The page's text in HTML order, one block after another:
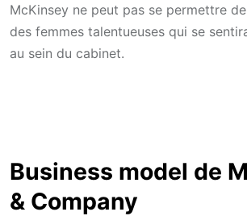
McKinsey ne peut pas se permettre
des femmes talentueuses qui se
au sein du cabinet.
Business model de
& Company